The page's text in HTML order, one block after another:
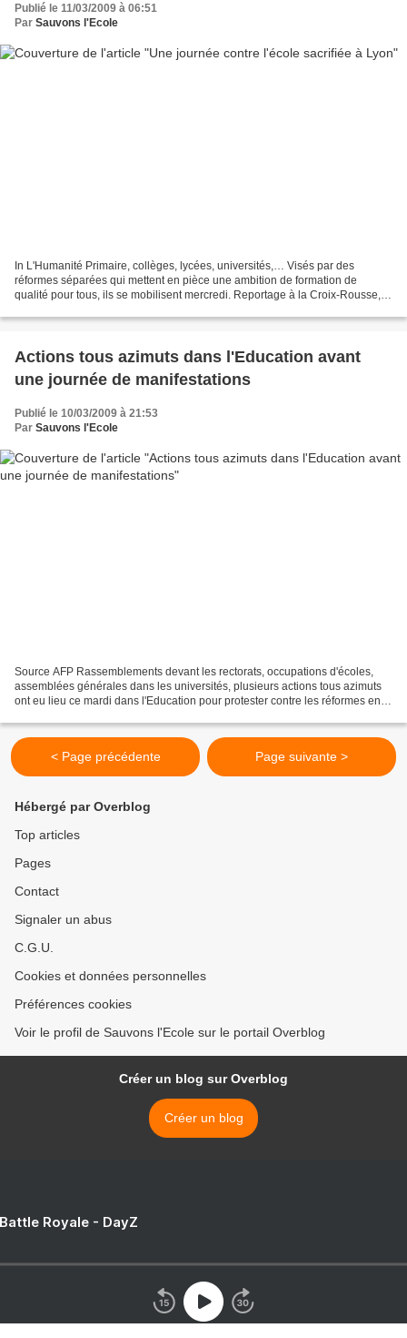
Publié le 11/03/2009 à 06:51
Par Sauvons l'Ecole
In L'Humanité Primaire, collèges, lycées, universités,… Visés par des
réformes séparées qui mettent en pièce une ambition de formation de
qualité pour tous, ils se mobilisent mercredi. Reportage à la Croix-Rousse, à
Actions tous azimuts dans l'Education avant
une journée de manifestations
Publié le 10/03/2009 à 21:53
Par Sauvons l'Ecole
Source AFP Rassemblements devant les rectorats, occupations d'écoles,
assemblées générales dans les universités, plusieurs actions tous azimuts
ont eu lieu ce mardi dans l'Education pour protester contre les réformes en
< Page précédente Page suivante >
Hébergé par Overblog
Top articles
Pages
Contact
Signaler un abus
C.G.U.
Cookies et données personnelles
Préférences cookies
Voir le profil de Sauvons l'Ecole sur le portail Overblog
Créer un blog sur Overblog
Créer un blog
Royale - DayZ